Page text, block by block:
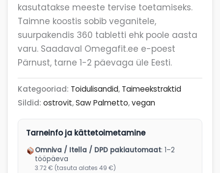
kasutatakse meeste tervise toetamiseks.
Taimne koostis sobib veganitele,
suurpakendis 360 tabletti ehk poole aasta
varu. Saadaval Omegafit.ee e-poest
Pärnust, tarne 1-2 päevaga üle Eesti.
Kategooriad: Toidulisandid, Taimeekstraktid
Sildid: ostrovit,Saw Palmetto,vegan
Tarneinfo ja kättetoimetamine
Omniva / Itella / DPD pakiautomaat: 1–2
tööpäeva
3.72 € (tasuta alates 49 €)